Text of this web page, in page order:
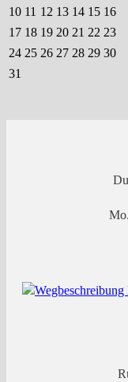
10 11 12 13 14 15 16
17 18 19 20 21 22 23
24 25 26 27 28 29 30
31